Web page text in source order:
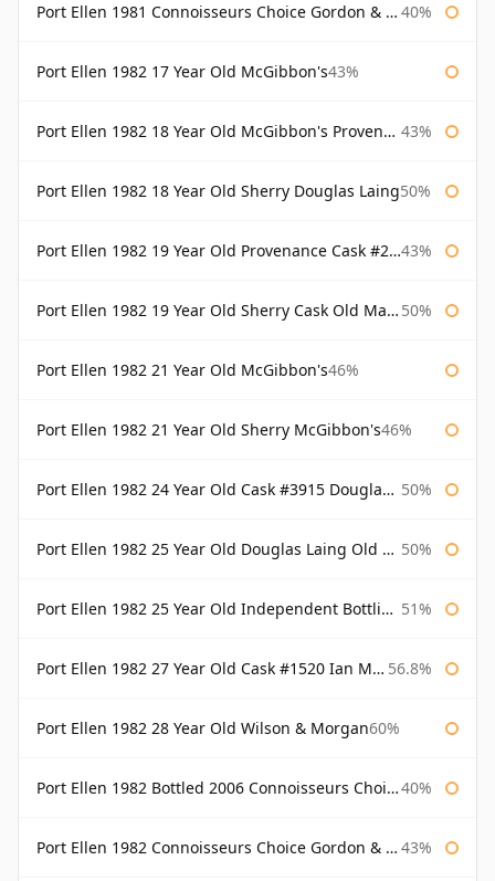
Port Ellen 1981 Connoisseurs Choice Gordon & Macphail 40%
Port Ellen 1982 17 Year Old McGibbon's43%
Port Ellen 1982 18 Year Old McGibbon's Provenance 43%
Port Ellen 1982 18 Year Old Sherry Douglas Laing50%
Port Ellen 1982 19 Year Old Provenance Cask #2733 McGibbon's 43%
Port Ellen 1982 19 Year Old Sherry Cask Old Malt Cask Douglas Laing 50%
Port Ellen 1982 21 Year Old McGibbon's46%
Port Ellen 1982 21 Year Old Sherry McGibbon's46%
Port Ellen 1982 24 Year Old Cask #3915 Douglas Laing Old Malt Cask 50%
Port Ellen 1982 25 Year Old Douglas Laing Old Malt Cask 50%
Port Ellen 1982 25 Year Old Independent Bottling Bottled 2007 51%
Port Ellen 1982 27 Year Old Cask #1520 Ian Macleod Chieftain 56.8%
Port Ellen 1982 28 Year Old Wilson & Morgan60%
Port Ellen 1982 Bottled 2006 Connoisseurs Choice Gordon & Macphail 40%
Port Ellen 1982 Connoisseurs Choice Gordon & Macphail 43%